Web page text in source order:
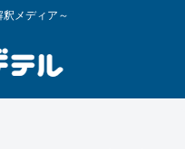
メディア～